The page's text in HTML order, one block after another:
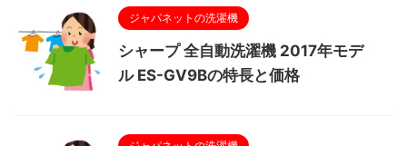
ジャパネットの洗濯機
シャープ 全自動洗濯機 2017年モデ
ル ES-GV9Bの特長と価格